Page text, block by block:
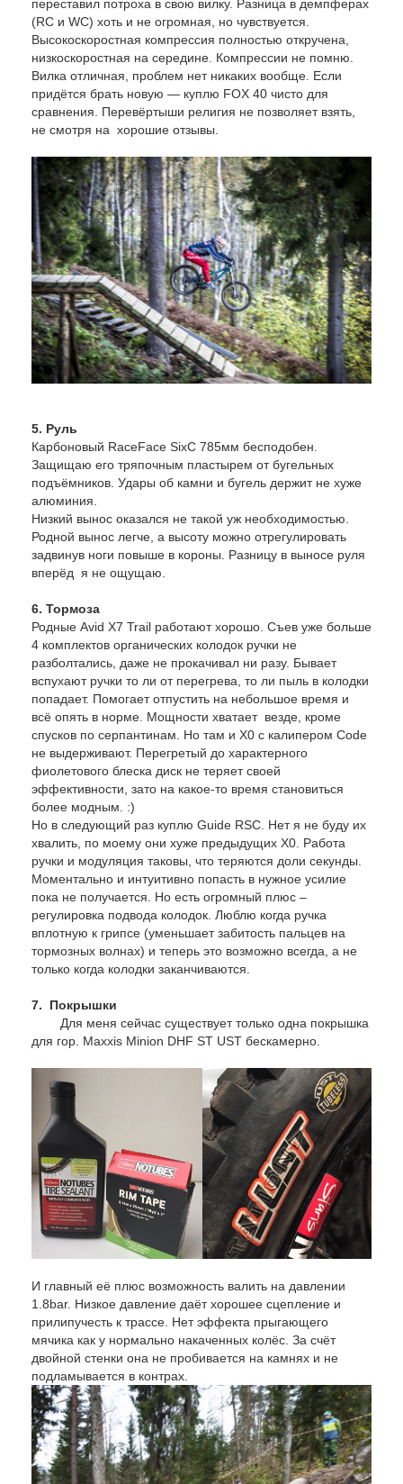
переставил потроха в свою вилку. Разница в демпферах
(RC и WC) хоть и не огромная, но чувствуется.
Высокоскоростная компрессия полностью откручена,
низкоскоростная на середине. Компрессии не помню.
Вилка отличная, проблем нет никаких вообще. Если
придётся брать новую — куплю FOX 40 чисто для
сравнения. Перевёртыши религия не позволяет взять,
не смотря на хорошие отзывы.
5. Руль
Карбоновый RaceFace SixC 785мм бесподобен.
Защищаю его тряпочным пластырем от бугельных
подъёмников. Удары об камни и бугель держит не хуже
алюминия.
Низкий вынос оказался не такой уж необходимостью.
Родной вынос легче, а высоту можно отрегулировать
задвинув ноги повыше в короны. Разницу в выносе руля
вперёд я не ощущаю.
6. Тормоза
Родные Avid X7 Trail работают хорошо. Съев уже больше
4 комплектов органических колодок ручки не
разболтались, даже не прокачивал ни разу. Бывает
вспухают ручки то ли от перегрева, то ли пыль в колодки
попадает. Помогает отпустить на небольшое время и
всё опять в норме. Мощности хватает везде, кроме
спусков по серпантинам. Но там и X0 с калипером Code
не выдерживают. Перегретый до характерного
фиолетового блеска диск не теряет своей
эффективности, зато на какое-то время становиться
более модным. :)
Но в следующий раз куплю Guide RSC. Нет я не буду их
хвалить, по моему они хуже предыдущих X0. Работа
ручки и модуляция таковы, что теряются доли секунды.
Моментально и интуитивно попасть в нужное усилие
пока не получается. Но есть огромный плюс –
регулировка подвода колодок. Люблю когда ручка
вплотную к грипсе (уменьшает забитость пальцев на
тормозных волнах) и теперь это возможно всегда, а не
только когда колодки заканчиваются.
7. Покрышки
Для меня сейчас существует только одна покрышка
для гор. Maxxis Minion DHF ST UST бескамерно.
И главный её плюс возможность валить на давлении
1.8bar. Низкое давление даёт хорошее сцепление и
прилипучесть к трассе. Нет эффекта прыгающего
мячика как у нормально накаченных колёс. За счёт
двойной стенки она не пробивается на камнях и не
подламывается в контрах.